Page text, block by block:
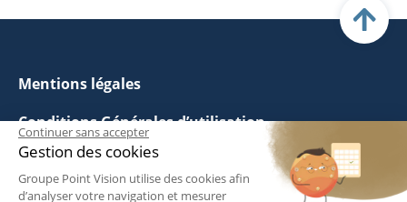
Mentions légales
Conditions Générales d’utilisation
Politique de Gestion des Cookies
Continuer sans accepter
Gestion des cookies
Groupe Point Vision utilise des cookies afin
d’analyser votre navigation et mesurer